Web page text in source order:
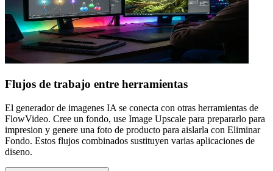
Flujos de trabajo entre herramientas
El generador de imagenes IA se conecta con otras herramientas de
FlowVideo. Cree un fondo, use Image Upscale para prepararlo para
impresion y genere una foto de producto para aislarla con Eliminar
Fondo. Estos flujos combinados sustituyen varias aplicaciones de
diseno.